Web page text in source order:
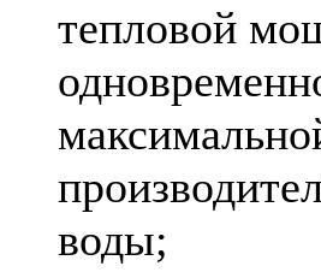
тепловой
воды;